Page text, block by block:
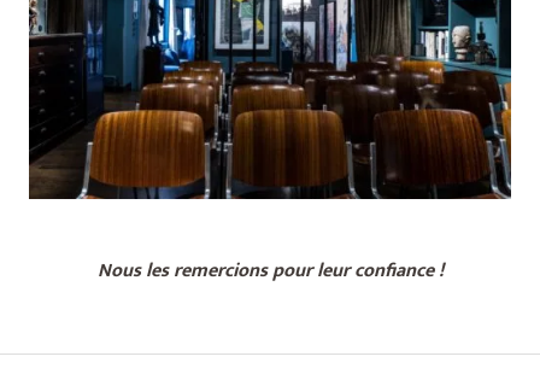
Nous les remercions pour leur confiance !